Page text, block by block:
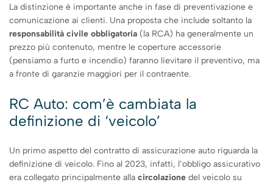
La distinzione è importante anche in fase di preventivazione e
comunicazione ai clienti. Una proposta che include soltanto la
responsabilità civile obbligatoria (la RCA) ha generalmente un
prezzo più contenuto, mentre le coperture accessorie
(pensiamo a furto e incendio) faranno lievitare il preventivo, ma
a fronte di garanzie maggiori per il contraente.
RC Auto: com’è cambiata la
definizione di ‘veicolo’
Un primo aspetto del contratto di assicurazione auto riguarda la
definizione di veicolo. Fino al 2023, infatti, l’obbligo assicurativo
era collegato principalmente alla circolazione del veicolo su